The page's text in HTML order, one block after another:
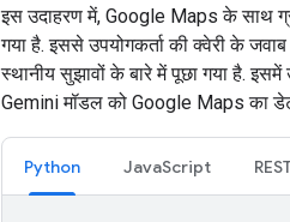
इस उदाहरण में, Google Maps के साथ
गया है. इससे उपयोगकर्ता की क्वेरी के
स्थानीय सुझावों के बारे में पूछा गया है.
Gemini मॉडल को Google Maps का
Python JavaScript